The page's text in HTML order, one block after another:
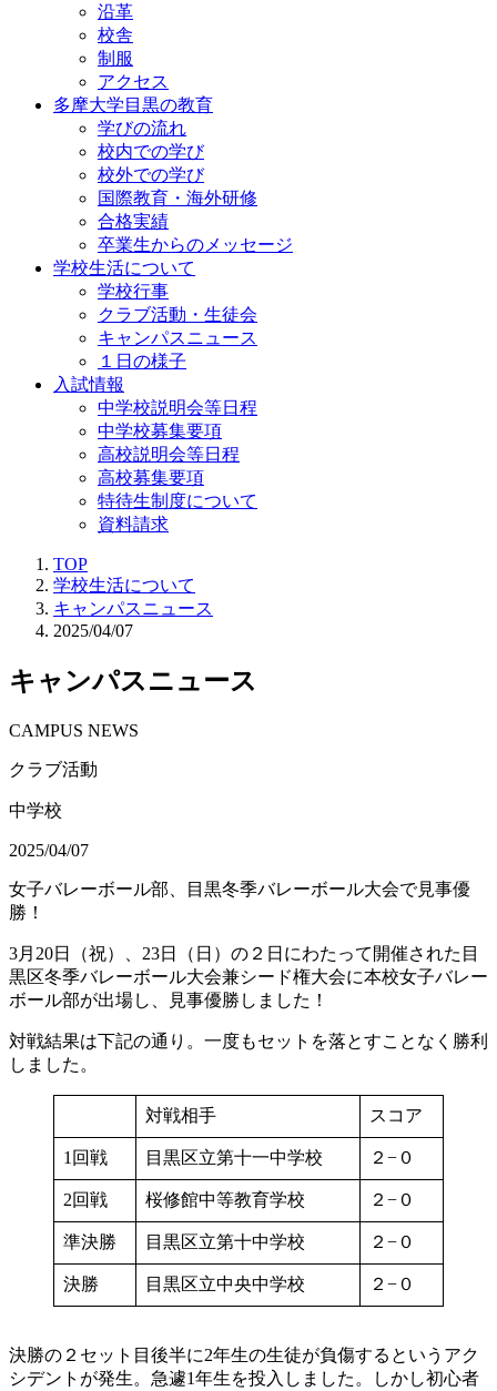
沿革
校舎
制服
アクセス
多摩大学目黒の教育
学びの流れ
校内での学び
校外での学び
国際教育・海外研修
合格実績
卒業生からのメッセージ
学校生活について
学校行事
クラブ活動・生徒会
キャンパスニュース
１日の様子
入試情報
中学校説明会等日程
中学校募集要項
高校説明会等日程
高校募集要項
特待生制度について
資料請求
TOP
学校生活について
キャンパスニュース
2025/04/07
キャンパスニュース
CAMPUS NEWS
クラブ活動
中学校
2025/04/07
女子バレーボール部、目黒冬季バレーボール大会で見事優
勝！
3月20日（祝）、23日（日）の２日にわたって開催された目
黒区冬季バレーボール大会兼シード権大会に本校女子バレー
ボール部が出場し、見事優勝しました！
対戦結果は下記の通り。一度もセットを落とすことなく勝利
しました。
対戦相手 スコア
1回戦 目黒区立第十一中学校 ２−０
2回戦 桜修館中等教育学校 ２−０
準決勝 目黒区立第十中学校 ２−０
決勝 目黒区立中央中学校 ２−０
決勝の２セット目後半に2年生の生徒が負傷するというアク
シデントが発生。急遽1年生を投入しました。しかし初心者